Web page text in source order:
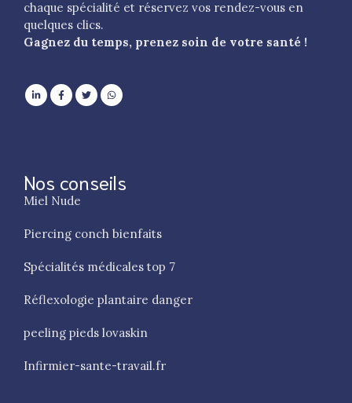
chaque spécialité et réservez vos rendez-vous en
quelques clics.
Gagnez du temps, prenez soin de votre santé !
Nos conseils
Miel Nude
Piercing conch bienfaits
Spécialités médicales top 7
Réflexologie plantaire danger
peeling pieds lovaskin
Infirmier-sante-travail.fr